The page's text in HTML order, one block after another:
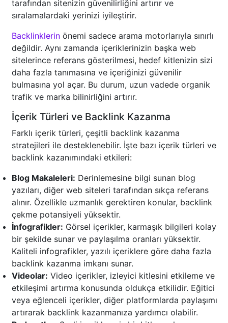
tarafından sitenizin güvenilirliğini artırır ve
sıralamalardaki yerinizi iyileştirir.
Backlinklerin önemi sadece arama motorlarıyla sınırlı
değildir. Aynı zamanda içeriklerinizin başka web
sitelerince referans gösterilmesi, hedef kitlenizin sizi
daha fazla tanımasına ve içeriğinizi güvenilir
bulmasına yol açar. Bu durum, uzun vadede organik
trafik ve marka bilinirliğini artırır.
İçerik Türleri ve Backlink Kazanma
Farklı içerik türleri, çeşitli backlink kazanma
stratejileri ile desteklenebilir. İşte bazı içerik türleri ve
backlink kazanımındaki etkileri:
Blog Makaleleri: Derinlemesine bilgi sunan blog
yazıları, diğer web siteleri tarafından sıkça referans
alınır. Özellikle uzmanlık gerektiren konular, backlink
çekme potansiyeli yüksektir.
İnfografikler: Görsel içerikler, karmaşık bilgileri kolay
bir şekilde sunar ve paylaşılma oranları yüksektir.
Kaliteli infografikler, yazılı içeriklere göre daha fazla
backlink kazanma imkanı sunar.
Videolar: Video içerikler, izleyici kitlesini etkileme ve
etkileşimi artırma konusunda oldukça etkilidir. Eğitici
veya eğlenceli içerikler, diğer platformlarda paylaşımı
artırarak backlink kazanmanıza yardımcı olabilir.